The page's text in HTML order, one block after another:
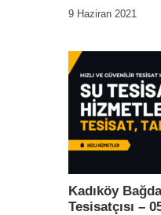
9 Haziran 2021
Kadıköy
Tesisatçısı –